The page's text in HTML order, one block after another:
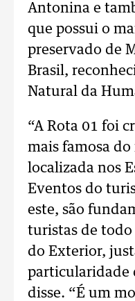
Antonina e
que possui o
preservado de
Brasil,
Natural da
“A Rota 01 foi
mais famosa
localizada nos
Eventos do
este, são
turistas de todo
do Exterior,
particularidade
disse. “É um